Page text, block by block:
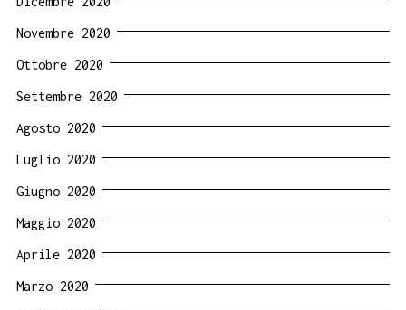
Novembre 2020
Ottobre 2020
Settembre 2020
Agosto 2020
Luglio 2020
Giugno 2020
Maggio 2020
Aprile 2020
Marzo 2020